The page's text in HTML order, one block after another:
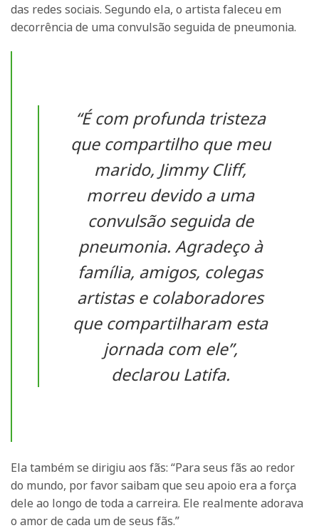
das redes sociais. Segundo ela, o artista faleceu em
decorrência de uma convulsão seguida de pneumonia.
“É com profunda tristeza
que compartilho que meu
marido, Jimmy Cliff,
morreu devido a uma
convulsão seguida de
pneumonia. Agradeço à
família, amigos, colegas
artistas e colaboradores
que compartilharam esta
jornada com ele”,
declarou Latifa.
Ela também se dirigiu aos fãs: “Para seus fãs ao redor
do mundo, por favor saibam que seu apoio era a força
dele ao longo de toda a carreira. Ele realmente adorava
o amor de cada um de seus fãs.”